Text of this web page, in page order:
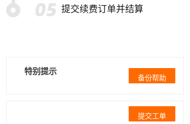
提交续费订单并结算
特别提示
备份帮助
提交工单